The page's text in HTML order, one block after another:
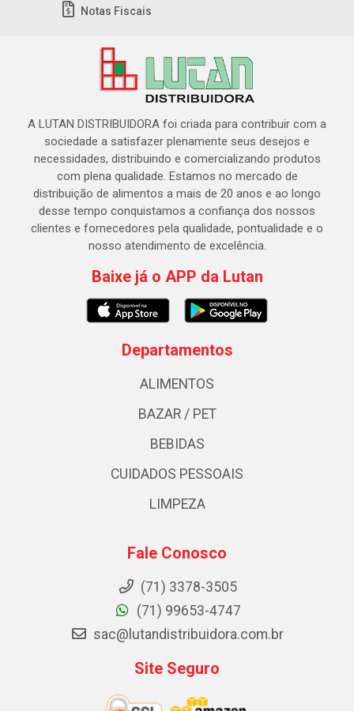
Notas Fiscais
A LUTAN DISTRIBUIDORA foi criada para contribuir com a
sociedade a satisfazer plenamente seus desejos e
necessidades, distribuindo e comercializando produtos
com plena qualidade. Estamos no mercado de
distribuição de alimentos a mais de 20 anos e ao longo
desse tempo conquistamos a confiança dos nossos
clientes e fornecedores pela qualidade, pontualidade e o
nosso atendimento de excelência.
Baixe já o APP da Lutan
Departamentos
ALIMENTOS
BAZAR / PET
BEBIDAS
CUIDADOS PESSOAIS
LIMPEZA
Fale Conosco
(71) 3378-3505
(71) 99653-4747
sac@lutandistribuidora.com.br
Site Seguro